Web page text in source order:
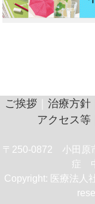
ご挨拶 治療方針
アクセス等
〒250-0872 小田
症
Copyright: 医療法人